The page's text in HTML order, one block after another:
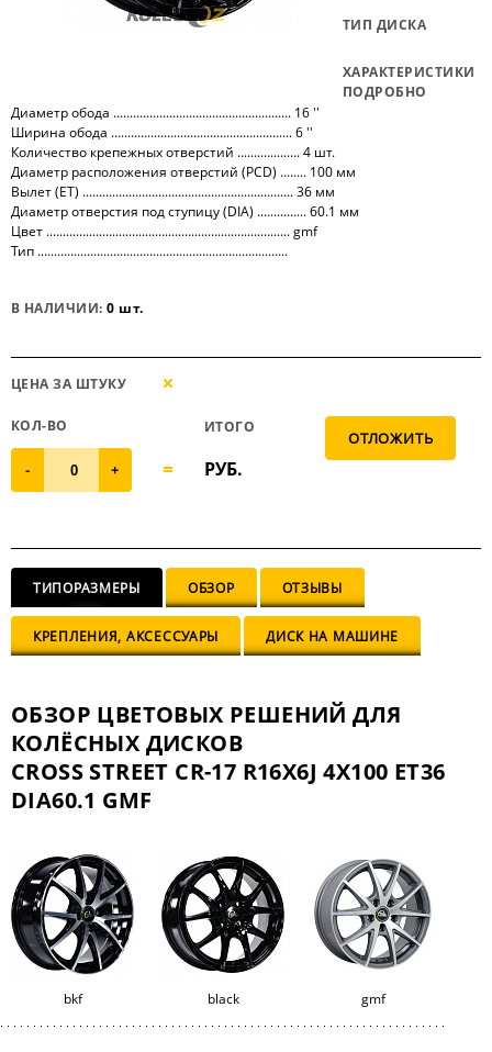
ТИП ДИСКА
ХАРАКТЕРИСТИКИ
ПОДРОБНО
Диаметр обода ...................................................... 16 ''
Ширина обода ....................................................... 6 ''
Количество крепежных отверстий ................... 4 шт.
Диаметр расположения отверстий (PCD) ........ 100 мм
Вылет (ET) ................................................................ 36 мм
Диаметр отверстия под ступицу (DIA) ............... 60.1 мм
Цвет .......................................................................... gmf
Тип ............................................................................
В НАЛИЧИИ:0 шт.
ЦЕНА ЗА ШТУКУ
КОЛ-ВО
- +
ИТОГО
РУБ.
ТИПОРАЗМЕРЫ ОБЗОР ОТЗЫВЫ
КРЕПЛЕНИЯ, АКСЕССУАРЫ ДИСК НА МАШИНЕ
ОБЗОР ЦВЕТОВЫХ РЕШЕНИЙ ДЛЯ
КОЛЁСНЫХ ДИСКОВ
CROSS STREET СR-17 R16X6J 4X100 ET36
DIA60.1 GMF
bkf black gmf